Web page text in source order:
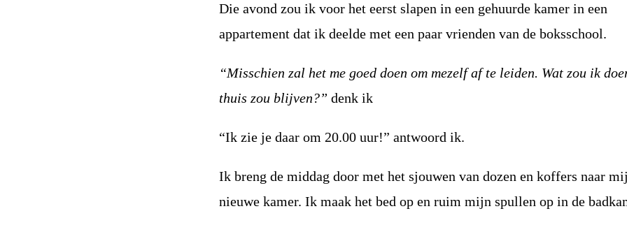
Die avond zou ik voor het eerst slapen in een gehuurde kamer in een
appartement dat ik deelde met een paar vrienden van de boksschool.
“Misschien zal het me goed doen om mezelf af te leiden. Wat zou ik
thuis zou blijven?” denk ik
“Ik zie je daar om 20.00 uur!” antwoord ik.
Ik breng de middag door met het sjouwen van dozen en koffers naar
nieuwe kamer. Ik maak het bed op en ruim mijn spullen op in de